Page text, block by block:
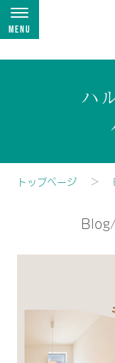
Menu
ハ
トップページ